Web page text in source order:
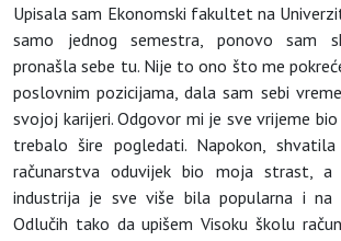
Upisala sam Ekonomski fakultet na
samo jednog semestra, ponovo sam
pronašla sebe tu. Nije to ono što me
poslovnim pozicijama, dala sam sebi
svojoj karijeri. Odgovor mi je sve vrijeme
trebalo šire pogledati. Napokon,
računarstva oduvijek bio moja strast,
industrija je sve više bila popularna i na
Odlučih tako da upišem Visoku školu